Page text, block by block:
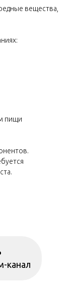
вещества,
пищи
канал